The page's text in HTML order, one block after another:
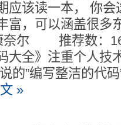
应该读一本， 你会
富，可以涵盖很
康奈尔 推荐数：
大全》注重个人技
的”编写整洁的代
»